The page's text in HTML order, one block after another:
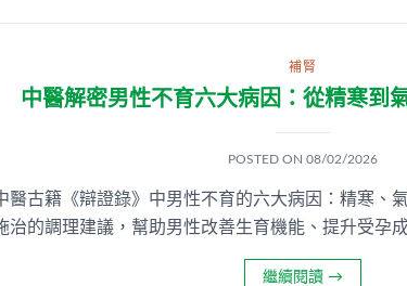
補腎
中醫解密男性不育六大病因：從精寒到
POSTED ON 08/02/2026
醫古籍《辯證錄》中男性不育的六大病因：精寒、
治的調理建議，幫助男性改善生育機能、提升受孕
繼續閱讀 →